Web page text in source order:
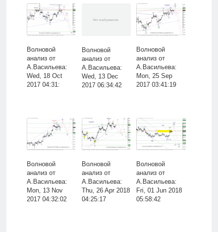
Волновой
анализ от
А.Васильева:
Wed, 18 Oct
2017 04:31:
Волновой
анализ от
А.Васильева:
Wed, 13 Dec
2017 06:34:42
Волновой
анализ от
А.Васильева:
Mon, 25 Sep
2017 03:41:19
Волновой
анализ от
А.Васильева:
Mon, 13 Nov
2017 04:32:02
Волновой
анализ от
А.Васильева:
Thu, 26 Apr 2018
04:25:17
Волновой
анализ от
А.Васильева:
Fri, 01 Jun 2018
05:58:42